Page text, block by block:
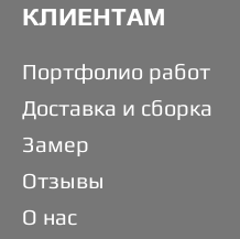
КЛИЕНТАМ
Портфолио работ
Доставка и сборка
Замер
Отзывы
О нас